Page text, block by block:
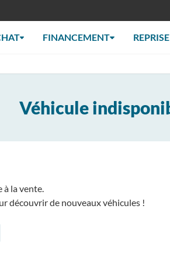
FINANCEMENT REPRISE
Véhicule
à la vente.
découvrir de nouveaux véhicules !